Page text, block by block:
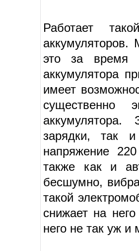
Работает
это за время
аккумулятора
имеет
существенно
аккумулятора.
зарядки, так
напряжение
также как и
бесшумно,
такой
снижает на
него не так уж и